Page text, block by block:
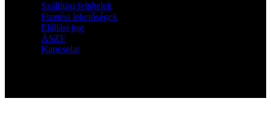
Szállítási feltételek
Fizetési lehetőségek
Elállási jog
ÁSZF
Kapcsolat